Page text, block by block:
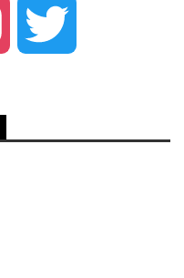
Instagram